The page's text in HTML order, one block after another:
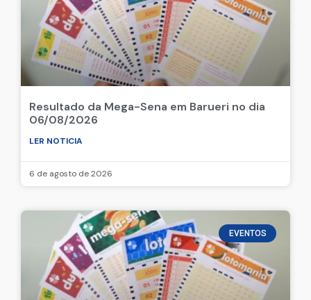
Resultado da Mega-Sena em Barueri no dia
06/08/2026
LER NOTICIA
6 de agosto de 2026
EVENTOS